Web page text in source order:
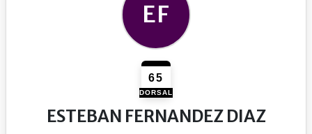
EF
65
DORSAL
ESTEBAN FERNANDEZ DIAZ